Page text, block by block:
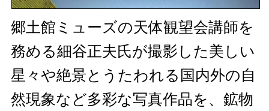
郷土館ミューズの天体観望会講師を
務める細谷正夫氏が撮影した美しい
星々や絶景とうたわれる国内外の自
然現象など多彩な写真作品を、鉱物